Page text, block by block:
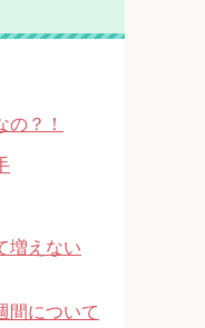
？！
増えない
間について